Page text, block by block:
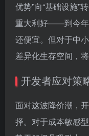
优势”向“基础设施”
重大利好——到今年
还便宜。但对于中
差异化生存空间，将
开发者应对策
面对这波降价潮，
择。对于成本敏感